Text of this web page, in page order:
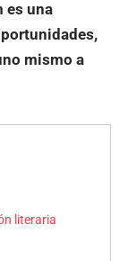
es una
mismo a
literaria